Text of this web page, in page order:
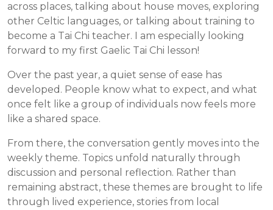
across places, talking about house moves, exploring
other Celtic languages, or talking about training to
become a Tai Chi teacher. I am especially looking
forward to my first Gaelic Tai Chi lesson!
Over the past year, a quiet sense of ease has
developed. People know what to expect, and what
once felt like a group of individuals now feels more
like a shared space.
From there, the conversation gently moves into the
weekly theme. Topics unfold naturally through
discussion and personal reflection. Rather than
remaining abstract, these themes are brought to life
through lived experience, stories from local